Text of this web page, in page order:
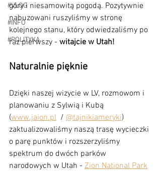
#VLOG
#INFO
#POLITYKA
góry i niesamowitą pogodą. Pozytywnie
nabuzowani ruszyliśmy w stronę
kolejnego stanu, który odwiedzaliśmy po
raz pierwszy - witajcie w Utah!
Naturalnie pięknie
Dzięki naszej wizycie w LV, rozmowom i
planowaniu z Sylwią i Kubą
(www.jaion.pl
  /
@tajnikiameryki)
zaktualizowaliśmy naszą trasę wycieczki
o parę punktów i rozszerzyliśmy
spektrum do dwóch parków
narodowych w Utah - Zion National Park